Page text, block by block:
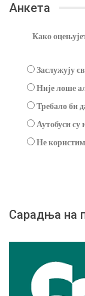
Анкета
Како
Заслужују
Није лоше
Требало би
Аутобуси су
Не
Сарадња на